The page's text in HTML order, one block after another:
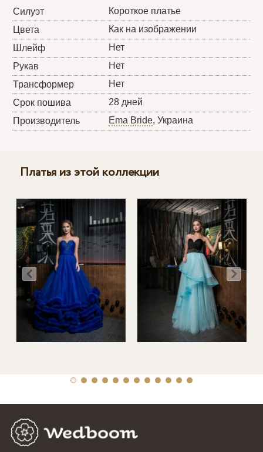
Силуэт
Короткое платье
Цвета
Как на изображении
Шлейф
Нет
Рукав
Нет
Трансформер
Нет
Срок пошива
28 дней
Производитель
Ema Bride, Украина
Платья из этой коллекции